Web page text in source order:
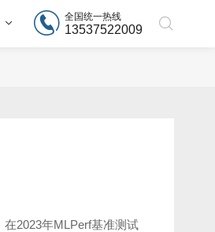
全国统一热线
13537522009
2023年MLPerf基准测试